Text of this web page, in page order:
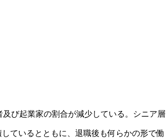
び起業家の割合が減少している。シニア層
ているとともに、退職後も何らかの形で働